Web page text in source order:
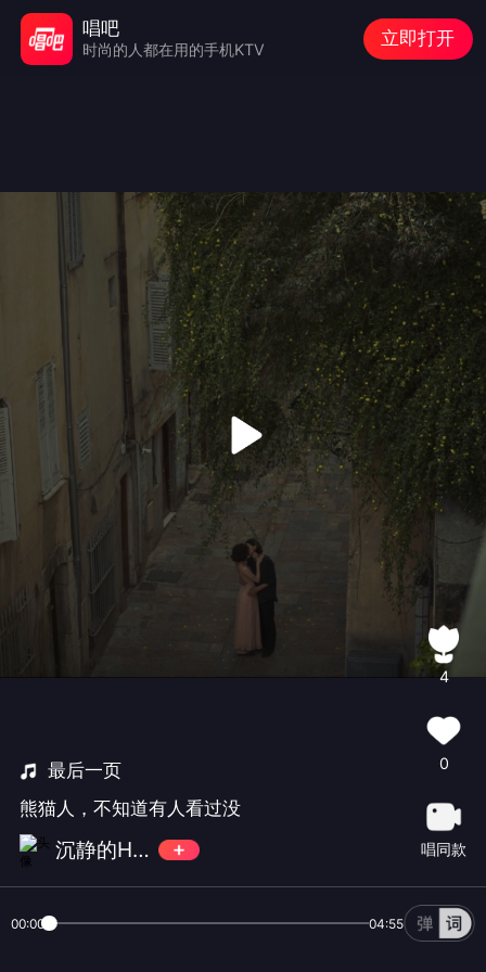
最后一页
熊猫人，不知道有人看过没
沉静的Helen
4
0
唱同款
00:00 04:55
唱吧
时尚的人都在用的手机KTV
立即打开